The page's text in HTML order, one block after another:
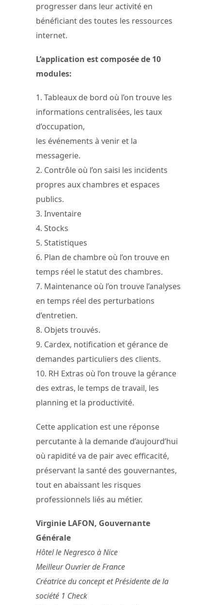
progresser dans leur activité en
bénéficiant des toutes les ressources
internet.
L’application est composée de 10
modules:
1. Tableaux de bord où l’on trouve les
informations centralisées, les taux
d’occupation,
les événements à venir et la
messagerie.
2. Contrôle où l’on saisi les incidents
propres aux chambres et espaces
publics.
3. Inventaire
4. Stocks
5. Statistiques
6. Plan de chambre où l’on trouve en
temps réel le statut des chambres.
7. Maintenance où l’on trouve l’analyses
en temps réel des perturbations
d’entretien.
8. Objets trouvés.
9. Cardex, notification et gérance de
demandes particuliers des clients.
10. RH Extras où l’on trouve la gérance
des extras, le temps de travail, les
planning et la productivité.
Cette application est une réponse
percutante à la demande d’aujourd’hui
où rapidité va de pair avec efficacité,
préservant la santé des gouvernantes,
tout en abaissant les risques
professionnels liés au métier.
Virginie LAFON, Gouvernante
Générale
Hôtel le Negresco à Nice
Meilleur Ouvrier de France
Créatrice du concept et Présidente de la
société 1 Check